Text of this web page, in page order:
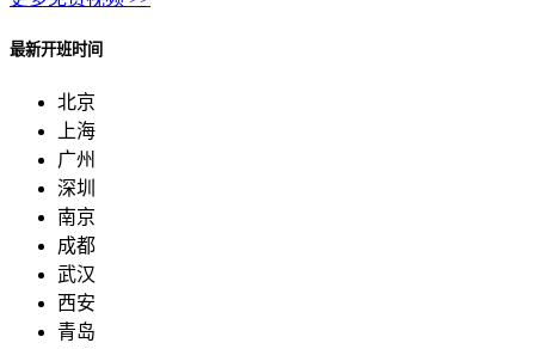
最新开班时间
北京
上海
广州
深圳
南京
成都
武汉
西安
青岛